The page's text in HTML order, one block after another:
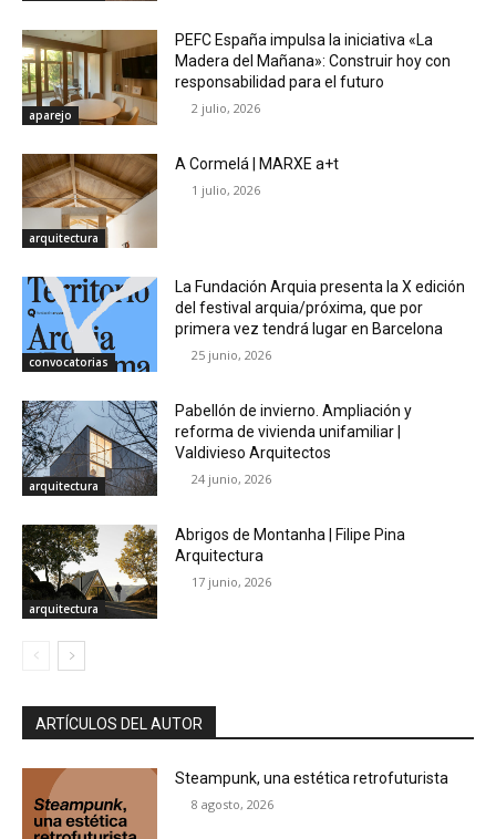
aparejo
PEFC España impulsa la iniciativa «La
Madera del Mañana»: Construir hoy con
responsabilidad para el futuro
2 julio, 2026
arquitectura
A Cormelá | MARXE a+t
1 julio, 2026
convocatorias
La Fundación Arquia presenta la X edición
del festival arquia/próxima, que por
primera vez tendrá lugar en Barcelona
25 junio, 2026
arquitectura
Pabellón de invierno. Ampliación y
reforma de vivienda unifamiliar |
Valdivieso Arquitectos
24 junio, 2026
arquitectura
Abrigos de Montanha | Filipe Pina
Arquitectura
17 junio, 2026
ARTÍCULOS DEL AUTOR
Steampunk, una estética retrofuturista
8 agosto, 2026